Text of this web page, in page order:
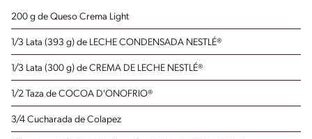
200 g de Queso Crema Light
1/3 Lata (393 g) de LECHE CONDENSADA NESTLÉ®
1/3 Lata (300 g) de CREMA DE LECHE NESTLÉ®
1/2 Taza de COCOA D'ONOFRIO®
3/4 Cucharada de Colapez